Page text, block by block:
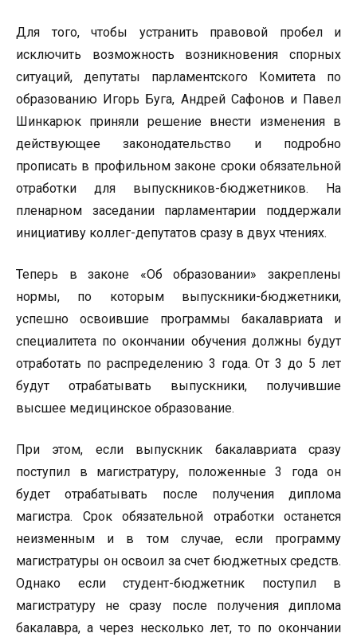
Для того, чтобы устранить правовой пробел и
исключить возможность возникновения спорных
ситуаций, депутаты парламентского Комитета по
образованию Игорь Буга, Андрей Сафонов и Павел
Шинкарюк приняли решение внести изменения в
действующее законодательство и подробно
прописать в профильном законе сроки обязательной
отработки для выпускников-бюджетников. На
пленарном заседании парламентарии поддержали
инициативу коллег-депутатов сразу в двух чтениях.
Теперь в законе «Об образовании» закреплены
нормы, по которым выпускники-бюджетники,
успешно освоившие программы бакалавриата и
специалитета по окончании обучения должны будут
отработать по распределению 3 года. От 3 до 5 лет
будут отрабатывать выпускники, получившие
высшее медицинское образование.
При этом, если выпускник бакалавриата сразу
поступил в магистратуру, положенные 3 года он
будет отрабатывать после получения диплома
магистра. Срок обязательной отработки останется
неизменным и в том случае, если программу
магистратуры он освоил за счет бюджетных средств.
Однако если студент-бюджетник поступил в
магистратуру не сразу после получения диплома
бакалавра, а через несколько лет, то по окончании